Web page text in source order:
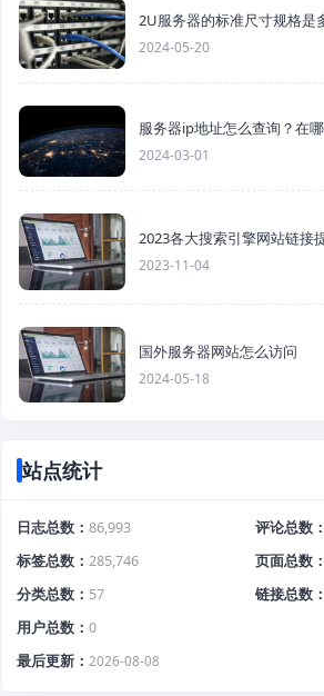
2U服务器的标准尺寸规格是
2024-05-20
服务器ip地址怎么查询？在
2024-03-01
2023各大搜索引擎网站链接
2023-11-04
国外服务器网站怎么访问
2024-05-18
站点统计
日志总数 86,993 评论总数
标签总数
285,746 页面总数
分类总数
57 链接总数
用户总数
0
最后更新
2026-08-08